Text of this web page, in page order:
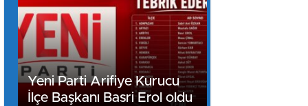
Yeni Parti Arifiye Kurucu
İlçe Başkanı Basri Erol oldu